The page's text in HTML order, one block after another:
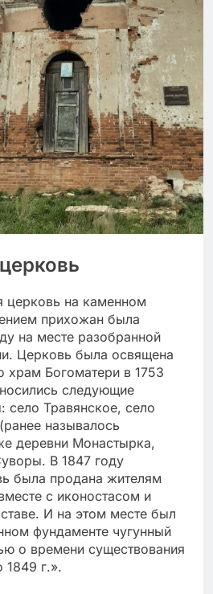
церковь на каменном
прихожан была
на месте разобранной
Церковь была освящена
храм Богоматери в 1753
следующие
село Травянское, село
называлось
деревни Монастырка,
В 1847 году
была продана жителям
с иконостасом и
И на этом месте был
фундаменте чугунный
о времени существования
1849 г.».